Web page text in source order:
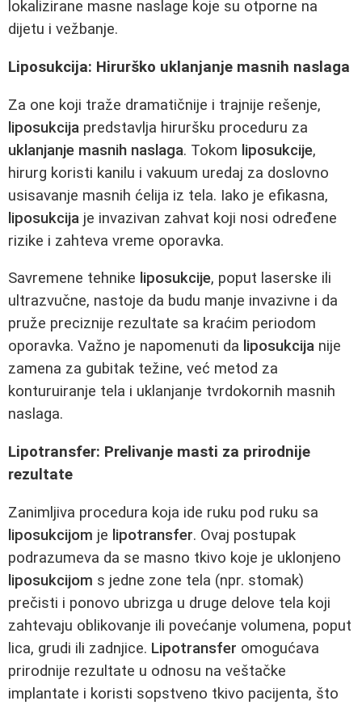
lokalizirane masne naslage koje su otporne na
dijetu i vežbanje.
Liposukcija: Hirurško uklanjanje masnih naslaga
Za one koji traže dramatičnije i trajnije rešenje,
liposukcija predstavlja hiruršku proceduru za
uklanjanje masnih naslaga. Tokom liposukcije,
hirurg koristi kanilu i vakuum uredaj za doslovno
usisavanje masnih ćelija iz tela. Iako je efikasna,
liposukcija je invazivan zahvat koji nosi određene
rizike i zahteva vreme oporavka.
Savremene tehnike liposukcije, poput laserske ili
ultrazvučne, nastoje da budu manje invazivne i da
pruže preciznije rezultate sa kraćim periodom
oporavka. Važno je napomenuti da liposukcija nije
zamena za gubitak težine, već metod za
konturuiranje tela i uklanjanje tvrdokornih masnih
naslaga.
Lipotransfer: Prelivanje masti za prirodnije
rezultate
Zanimljiva procedura koja ide ruku pod ruku sa
liposukcijom je lipotransfer. Ovaj postupak
podrazumeva da se masno tkivo koje je uklonjeno
liposukcijom s jedne zone tela (npr. stomak)
prečisti i ponovo ubrizga u druge delove tela koji
zahtevaju oblikovanje ili povećanje volumena, poput
lica, grudi ili zadnjice. Lipotransfer omogućava
prirodnije rezultate u odnosu na veštačke
implantate i koristi sopstveno tkivo pacijenta, što